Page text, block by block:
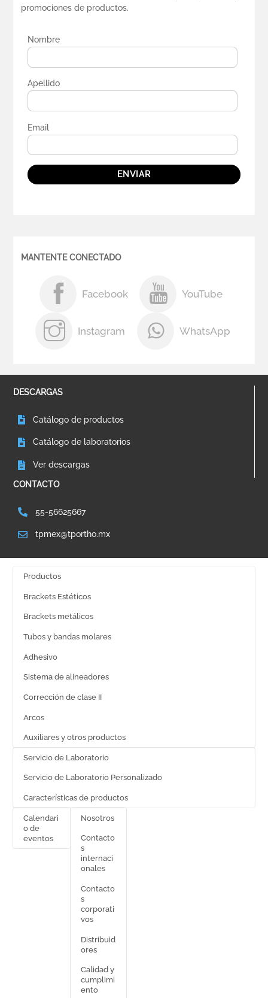
promociones de productos.
Nombre
Apellido
Email
ENVIAR
MANTENTE CONECTADO
Facebook YouTube
Instagram WhatsApp
DESCARGAS
Catálogo de productos
Catálogo de laboratorios
Ver descargas
CONTACTO
55-56625667
tpmex@tportho.mx
Productos
Brackets Estéticos
Brackets metálicos
Tubos y bandas molares
Adhesivo
Sistema de alineadores
Corrección de clase II
Arcos
Auxiliares y otros productos
Servicio de Laboratorio
Servicio de Laboratorio Personalizado
Características de productos
Calendari
o de
eventos
Nosotros
Contacto
s
internaci
onales
Contacto
s
corporati
vos
Distribuid
ores
Calidad y
cumplimi
ento